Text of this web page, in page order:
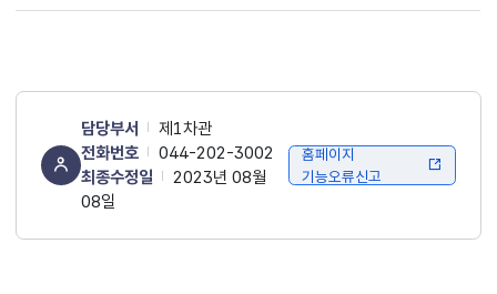
담당부서
제1차관
전화번호
044-202-3002
최종수정일
2023년 08월
08일
홈페이지
기능오류신고